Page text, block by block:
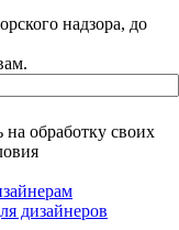
надзора, до
обработку своих
дизайнеров